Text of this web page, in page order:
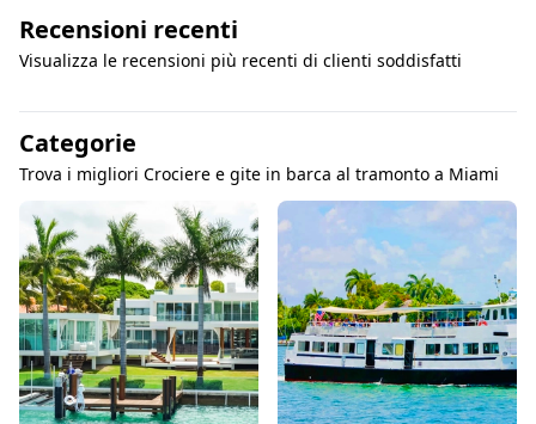
Recensioni recenti
Visualizza le recensioni più recenti di clienti soddisfatti
Categorie
Trova i migliori Crociere e gite in barca al tramonto a Miami